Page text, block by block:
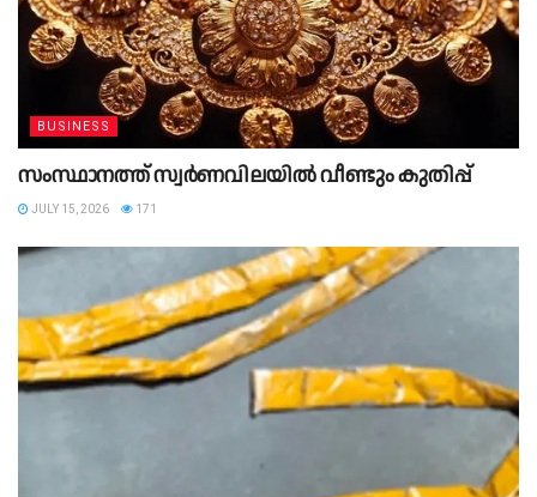
BUSINESS
സംസ്ഥാനത്ത് സ്വര്‍ണവിലയിൽ വീണ്ടും കുതിപ്പ്
JULY 15, 2026 171